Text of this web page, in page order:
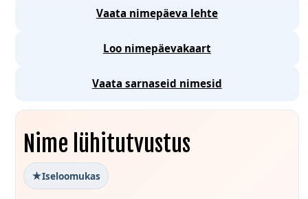
Vaata nimepäeva lehte
Loo nimepäevakaart
Vaata sarnaseid nimesid
Nime lühitutvustus
Iseloomukas